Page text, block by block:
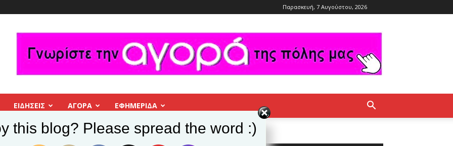
Παρασκευή, 7 Αυγούστου, 2026
ΕΙΔΗΣΕΙΣ ΑΓΟΡΑ ΕΦΗΜΕΡΊΔΑ
η σωτηρία για τον λαό θα έρθει...
this blog? Please spread the word :)